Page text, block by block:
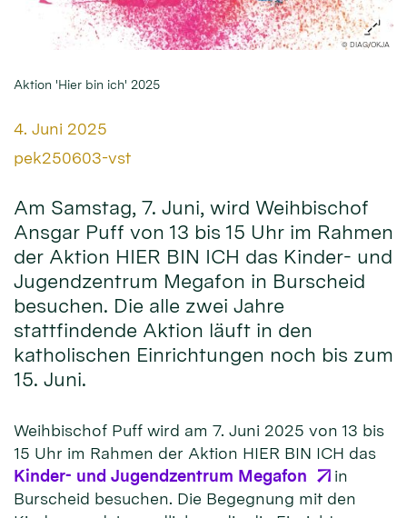
© DIAG/OKJA
Aktion 'Hier bin ich' 2025
Datum:
4. Juni 2025
Von:
pek250603-vst
Am Samstag, 7. Juni, wird Weihbischof
Ansgar Puff von 13 bis 15 Uhr im Rahmen
der Aktion HIER BIN ICH das Kinder- und
Jugendzentrum Megafon in Burscheid
besuchen. Die alle zwei Jahre
stattfindende Aktion läuft in den
katholischen Einrichtungen noch bis zum
15. Juni.
Weihbischof Puff wird am 7. Juni 2025 von 13 bis
15 Uhr im Rahmen der Aktion HIER BIN ICH das
Kinder- und Jugendzentrum Megafon
in
Burscheid besuchen. Die Begegnung mit den